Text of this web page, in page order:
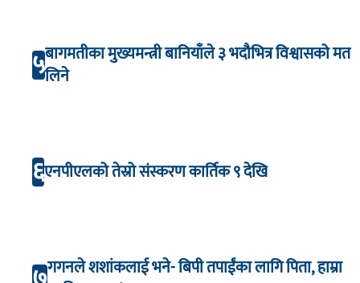
५बागमतीका मुख्यमन्त्री बानियाँले ३ भदौभित्र विश्वासको मत
लिने
६एनपीएलको तेस्रो संस्करण कार्तिक ९ देखि
गगनले शशांकलाई भने- बिपी तपाईंका लागि पिता, हाम्रा